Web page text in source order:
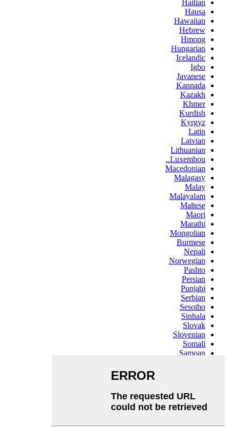
Haitian
Hausa
Hawaiian
Hebrew
Hmong
Hungarian
Icelandic
Igbo
Javanese
Kannada
Kazakh
Khmer
Kurdish
Kyrgyz
Latin
Latvian
Lithuanian
Luxembou..
Macedonian
Malagasy
Malay
Malayalam
Maltese
Maori
Marathi
Mongolian
Burmese
Nepali
Norwegian
Pashto
Persian
Punjabi
Serbian
Sesotho
Sinhala
Slovak
Slovenian
Somali
Samoan
Swahili
Tajik